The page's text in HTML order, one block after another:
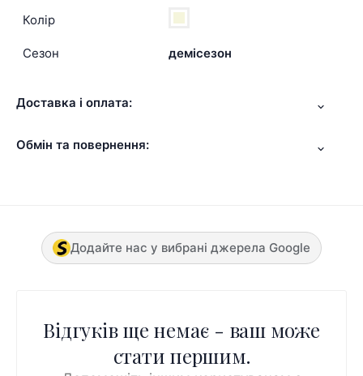
Колір
Сезон демісезон
Доставка і оплата:
Обмін та повернення:
Додайте нас у вибрані джерела Google
Відгуків ще немає - ваш може
стати першим.